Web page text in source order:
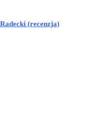
(recenzja)